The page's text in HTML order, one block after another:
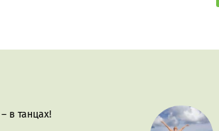
в танцах!